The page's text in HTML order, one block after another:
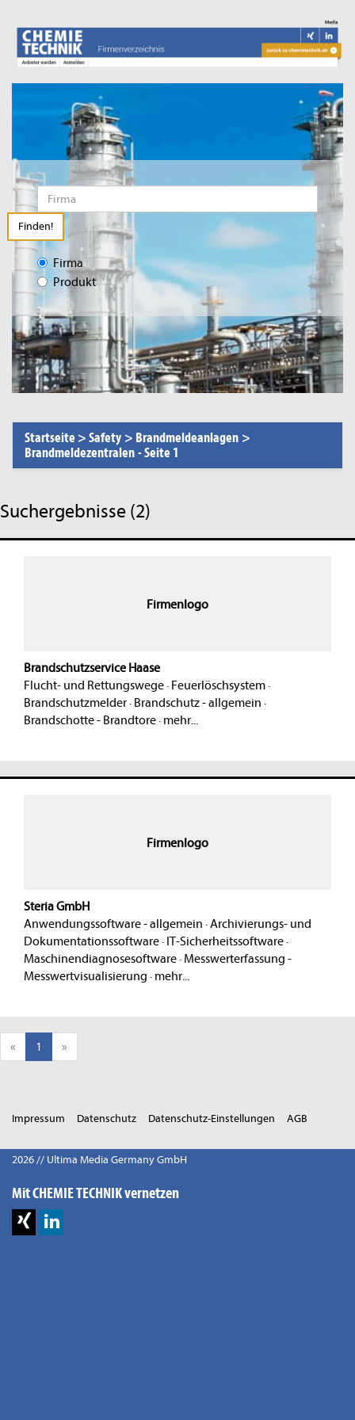
Finden!
Firma
Produkt
Startseite >Safety > Brandmeldeanlagen >
Brandmeldezentralen-Seite 1
Suchergebnisse (2)
Firmenlogo
Brandschutzservice Haase
Flucht- und Rettungswege· Feuerlöschsystem·
Brandschutzmelder· Brandschutz - allgemein ·
Brandschotte - Brandtore· mehr...
Firmenlogo
Steria GmbH
Anwendungssoftware - allgemein ·Archivierungs- und
Dokumentationssoftware· IT-Sicherheitssoftware·
Maschinendiagnosesoftware· Messwerterfassung -
Messwertvisualisierung · mehr...
« 1 »
Impressum Datenschutz Datenschutz-Einstellungen AGB
2026 // Ultima Media Germany GmbH
Mit CHEMIE TECHNIK vernetzen